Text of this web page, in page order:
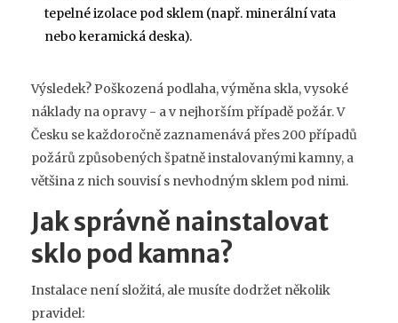
tepelné izolace pod sklem (např. minerální vata
nebo keramická deska).
Výsledek? Poškozená podlaha, výměna skla, vysoké
náklady na opravy - a v nejhorším případě požár. V
Česku se každoročně zaznamenává přes 200 případů
požárů způsobených špatně instalovanými kamny, a
většina z nich souvisí s nevhodným sklem pod nimi.
Jak správně nainstalovat
sklo pod kamna?
Instalace není složitá, ale musíte dodržet několik
pravidel: